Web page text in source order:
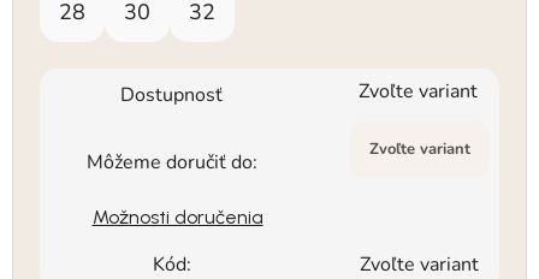
28 30 32
Dostupnosť Zvoľte variant
Môžeme doručiť do: Zvoľte variant
Možnosti doručenia
Kód: Zvoľte variant